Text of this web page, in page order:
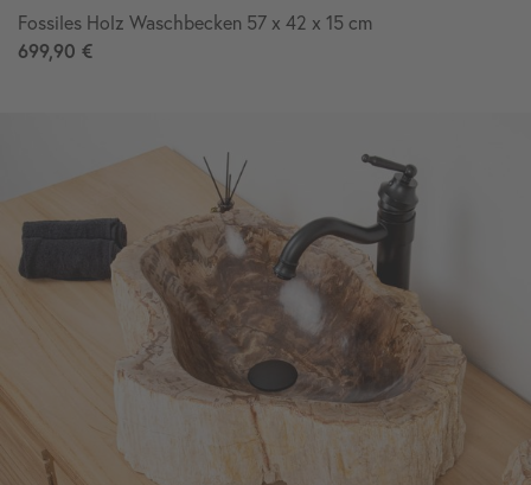
Fossiles Holz Waschbecken 57 x 42 x 15 cm
699,90 €